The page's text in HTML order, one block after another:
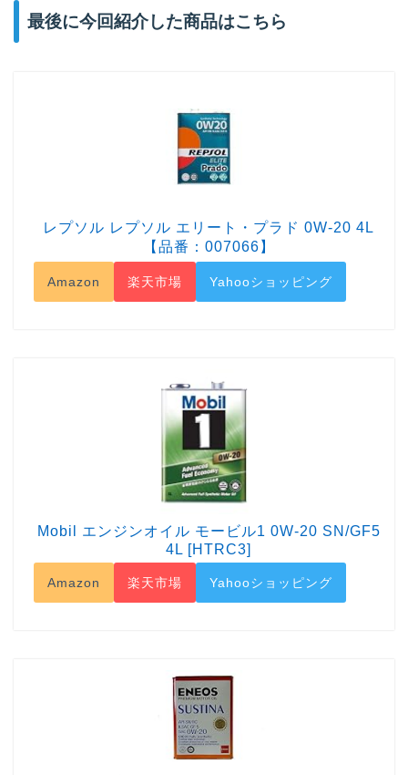
最後に今回紹介した商品はこちら
レプソル レプソル エリート・プラド 0W-20 4L
【品番：007066】
Amazon 楽天市場 Yahooショッピング
Mobil エンジンオイル モービル1 0W-20 SN/GF5
4L [HTRC3]
Amazon 楽天市場 Yahooショッピング